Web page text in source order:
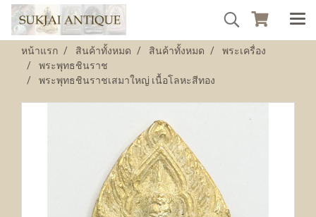
หน้าแรก สินค้าทั้งหมด สินค้าทั้งหมด
พระเครื่อง
พระพุทธชินราช
พระพุทธชินราชเสมาใหญ่ เนื้อโลหะสีทอง